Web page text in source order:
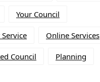
Your Council
Online Services
Council Planning